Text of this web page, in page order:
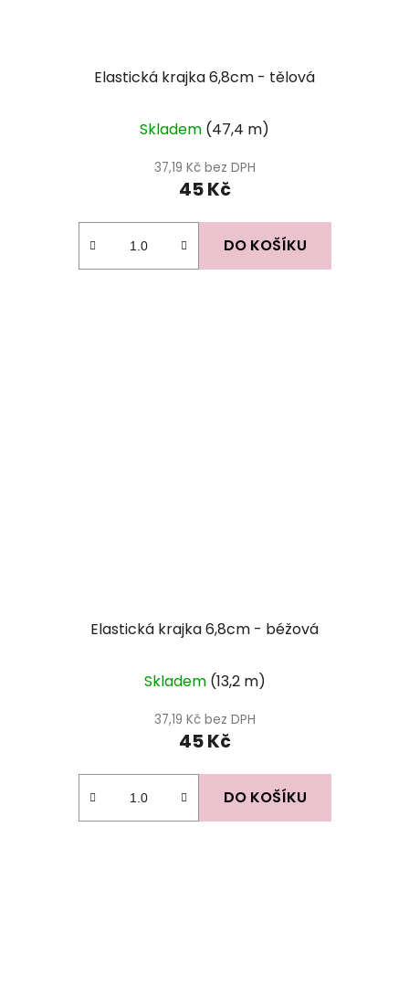
Elastická krajka 6,8cm - tělová
Skladem (47,4 m)
37,19 Kč bez DPH
45 Kč
DO KOŠÍKU
Elastická krajka 6,8cm - béžová
hodnocení
produktu
je
Skladem (13,2 m)
37,19 Kč bez DPH
45 Kč
DO KOŠÍKU